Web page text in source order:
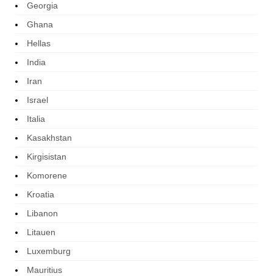
Georgia
Ghana
Hellas
India
Iran
Israel
Italia
Kasakhstan
Kirgisistan
Komorene
Kroatia
Libanon
Litauen
Luxemburg
Mauritius